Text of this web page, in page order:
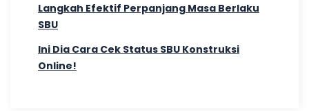
Langkah Efektif Perpanjang Masa Berlaku
SBU
Ini Dia Cara Cek Status SBU Konstruksi
Online!